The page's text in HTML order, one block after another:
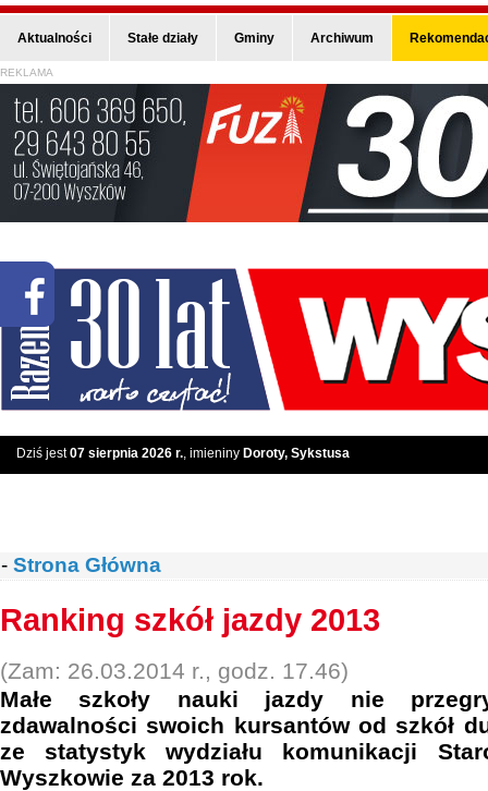
Aktualności Stałe działy Gminy Archiwum
REKLAMA
Dziś jest07 sierpnia 2026 r., imieniny Doroty, Sykstusa
- Strona Główna
Ranking szkół jazdy 2013
(Zam: 26.03.2014 r., godz. 17.46)
Małe szkoły nauki jazdy nie
zdawalności swoich kursantów od szkół
ze statystyk wydziału komunikacji
Wyszkowie za 2013 rok.